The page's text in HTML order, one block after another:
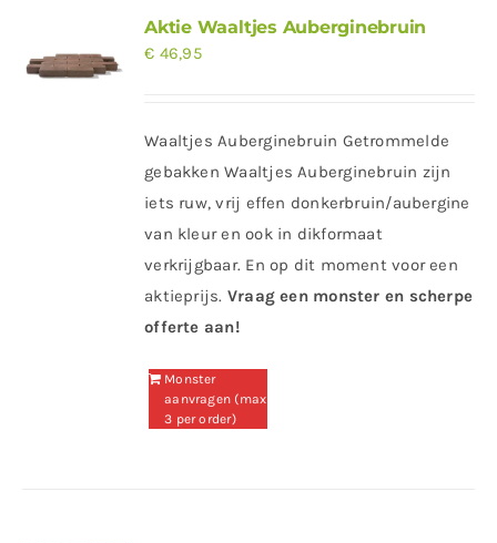
Aktie Waaltjes Auberginebruin
€ 46,95
Waaltjes Auberginebruin Getrommelde
gebakken Waaltjes Auberginebruin zijn
iets ruw, vrij effen donkerbruin/aubergine
van kleur en ook in dikformaat
verkrijgbaar. En op dit moment voor een
aktieprijs. Vraag een monster en scherpe
offerte aan!
Monster
aanvragen (max
3 per order)